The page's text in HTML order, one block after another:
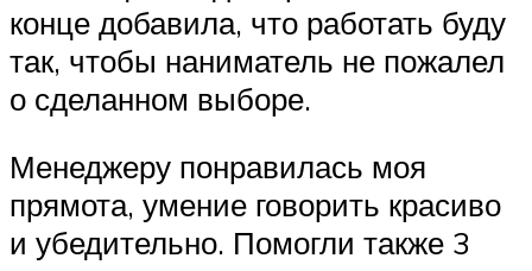
конце добавила, что работать буду
так, чтобы наниматель не пожалел
о сделанном выборе.
Менеджеру понравилась моя
прямота, умение говорить красиво
и убедительно. Помогли также 3